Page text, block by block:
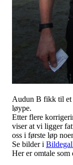
Audun B fikk til et
løype.
Etter flere
viser at vi ligger
oss i første løp
Se bilder i
Her er omtale som